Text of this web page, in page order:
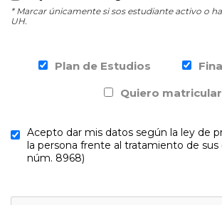
* Marcar únicamente si sos estudiante activo o
UH.
Plan de Estudios
Quiero matricular
Acepto dar mis datos según la ley de
la persona frente al tratamiento de sus
núm. 8968)